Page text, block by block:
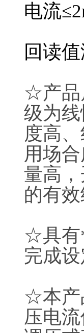
电流
回读
☆产品
级为
度高
用场
量高
的有
☆具有
完成
☆本产
压电